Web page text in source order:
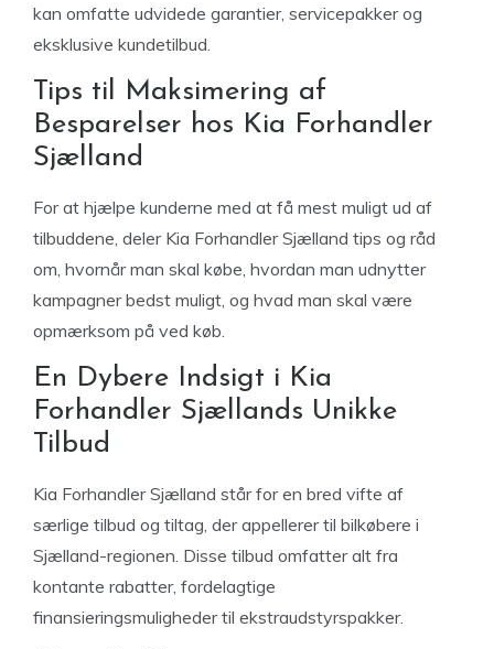
kan omfatte udvidede garantier, servicepakker og
eksklusive kundetilbud.
Tips til Maksimering af
Besparelser hos Kia Forhandler
Sjælland
For at hjælpe kunderne med at få mest muligt ud af
tilbuddene, deler Kia Forhandler Sjælland tips og råd
om, hvornår man skal købe, hvordan man udnytter
kampagner bedst muligt, og hvad man skal være
opmærksom på ved køb.
En Dybere Indsigt i Kia
Forhandler Sjællands Unikke
Tilbud
Kia Forhandler Sjælland står for en bred vifte af
særlige tilbud og tiltag, der appellerer til bilkøbere i
Sjælland-regionen. Disse tilbud omfatter alt fra
kontante rabatter, fordelagtige
finansieringsmuligheder til ekstraudstyrspakker.